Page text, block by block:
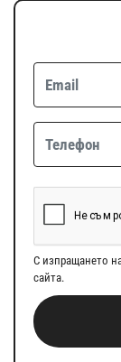
С изпращането
сайта.